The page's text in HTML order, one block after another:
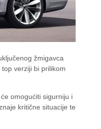
žmigavca
verziji bi prilikom
omogućiti sigurniju i
kritične situacije te